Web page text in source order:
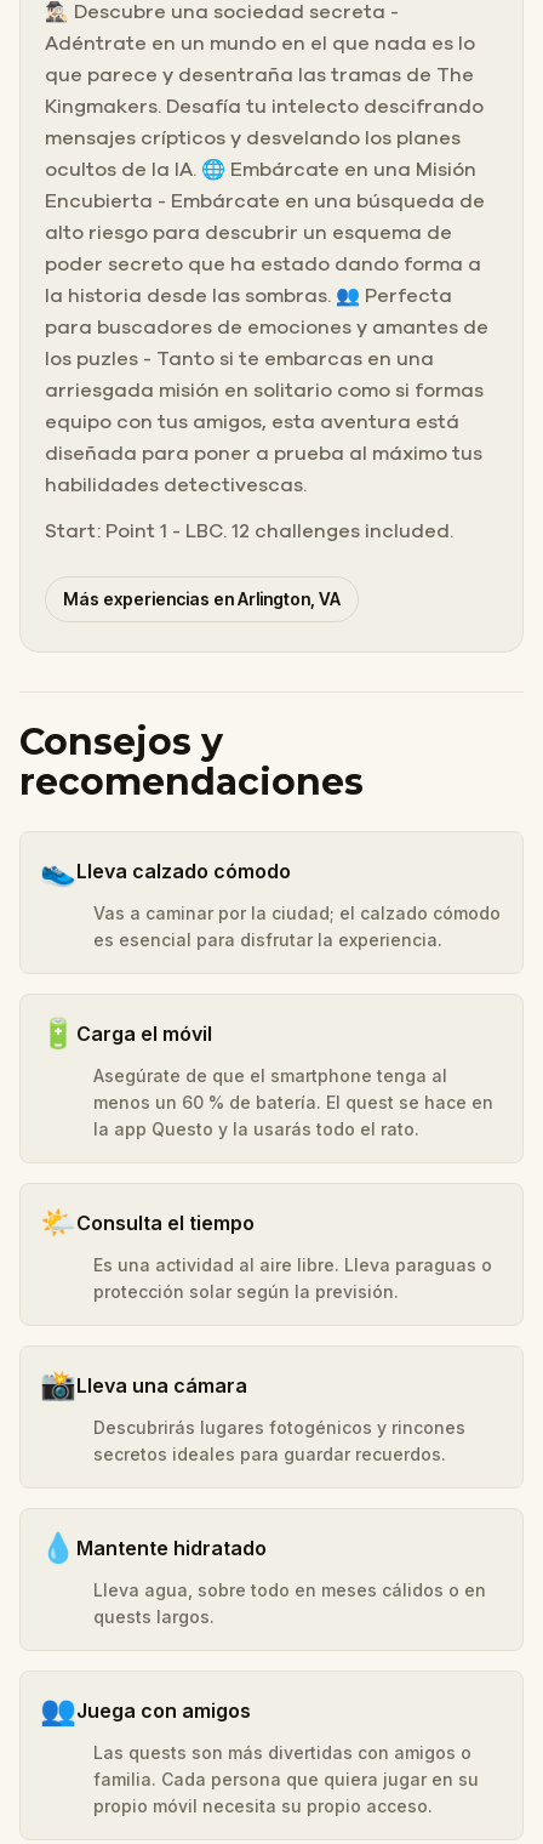
🕵🏻‍♂️ Descubre una sociedad secreta -
Adéntrate en un mundo en el que nada es lo
que parece y desentraña las tramas de The
Kingmakers. Desafía tu intelecto descifrando
mensajes crípticos y desvelando los planes
ocultos de la IA. 🌐 Embárcate en una Misión
Encubierta - Embárcate en una búsqueda de
alto riesgo para descubrir un esquema de
poder secreto que ha estado dando forma a
la historia desde las sombras. 👥 Perfecta
para buscadores de emociones y amantes de
los puzles - Tanto si te embarcas en una
arriesgada misión en solitario como si formas
equipo con tus amigos, esta aventura está
diseñada para poner a prueba al máximo tus
habilidades detectivescas.
Start: Point 1 - LBC. 12 challenges included.
Más experiencias en Arlington, VA
Consejos y
recomendaciones
👟Lleva calzado cómodo
Vas a caminar por la ciudad; el calzado cómodo
es esencial para disfrutar la experiencia.
🔋 Carga el móvil
Asegúrate de que el smartphone tenga al
menos un 60 % de batería. El quest se hace en
la app Questo y la usarás todo el rato.
🌤️Consulta el tiempo
Es una actividad al aire libre. Lleva paraguas o
protección solar según la previsión.
📸Lleva una cámara
Descubrirás lugares fotogénicos y rincones
secretos ideales para guardar recuerdos.
💧 Mantente hidratado
Lleva agua, sobre todo en meses cálidos o en
quests largos.
👥Juega con amigos
Las quests son más divertidas con amigos o
familia. Cada persona que quiera jugar en su
propio móvil necesita su propio acceso.